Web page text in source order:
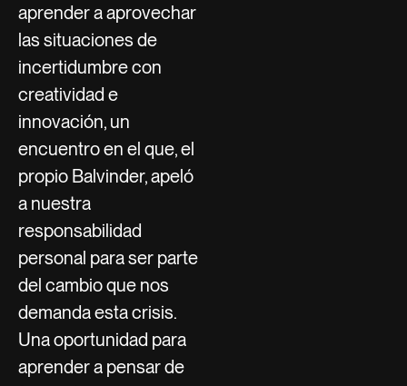
aprender a aprovechar
las situaciones de
incertidumbre con
creatividad e
innovación, un
encuentro en el que, el
propio Balvinder, apeló
a nuestra
responsabilidad
personal para ser parte
del cambio que nos
demanda esta crisis.
Una oportunidad para
aprender a pensar de